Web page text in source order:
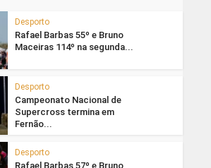
Desporto
Rafael Barbas 55º e Bruno
Maceiras 114º na segunda...
Desporto
Campeonato Nacional de
Supercross termina em
Fernão...
Desporto
Rafael Barbas 57º e Bruno